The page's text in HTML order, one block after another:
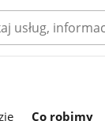
Co robimy